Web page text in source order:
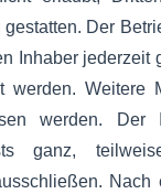
gestatten. Der
Inhaber jederzeit
werden. Weitere
werden. Der
ganz,
Nach